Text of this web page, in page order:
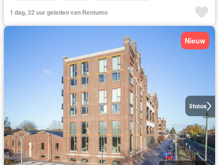
1 dag, 22 uur geleden van Rentumo
5fotos
Nieuw